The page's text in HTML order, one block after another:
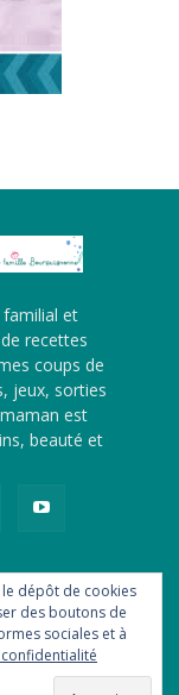
et
recettes
coups de
jeux, sorties
est
beauté et
presse
Flux RSS
dépôt de cookies
des boutons de
sociales et à